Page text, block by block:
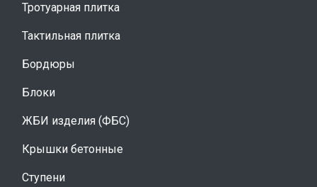
Тротуарная плитка
Тактильная плитка
Бордюры
Блоки
ЖБИ изделия (ФБС)
Крышки бетонные
Ступени